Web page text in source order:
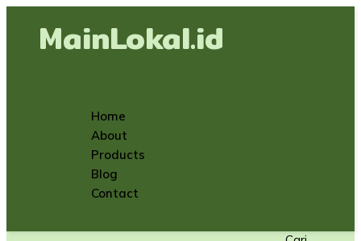
MainLokal.id
Home
About
Products
Blog
Contact